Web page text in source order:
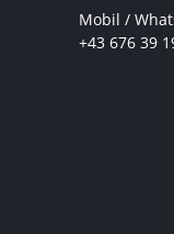
Mobil /
+43 676 39